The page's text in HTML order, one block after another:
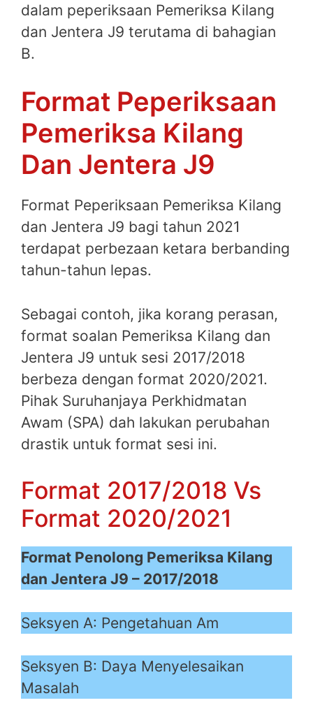
dalam peperiksaan Pemeriksa Kilang
dan Jentera J9 terutama di bahagian
B.
Format Peperiksaan
Pemeriksa Kilang
Dan Jentera J9
Format Peperiksaan Pemeriksa Kilang
dan Jentera J9 bagi tahun 2021
terdapat perbezaan ketara berbanding
tahun-tahun lepas.
Sebagai contoh, jika korang perasan,
format soalan Pemeriksa Kilang dan
Jentera J9 untuk sesi 2017/2018
berbeza dengan format 2020/2021.
Pihak Suruhanjaya Perkhidmatan
Awam (SPA) dah lakukan perubahan
drastik untuk format sesi ini.
Format 2017/2018 Vs
Format 2020/2021
Format Penolong Pemeriksa Kilang
dan Jentera J9 – 2017/2018
Seksyen A: Pengetahuan Am
Seksyen B: Daya Menyelesaikan
Masalah